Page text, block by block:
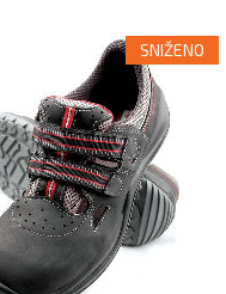
SNIŽENO